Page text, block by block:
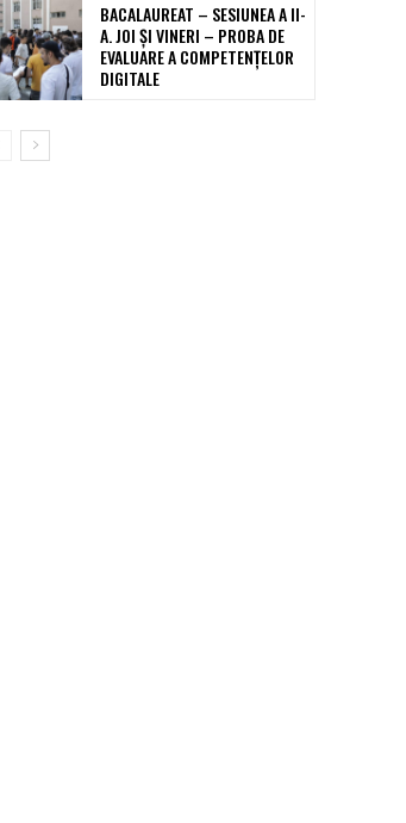
BACALAUREAT – SESIUNEA A II-
A. JOI ȘI VINERI – PROBA DE
EVALUARE A COMPETENȚELOR
DIGITALE